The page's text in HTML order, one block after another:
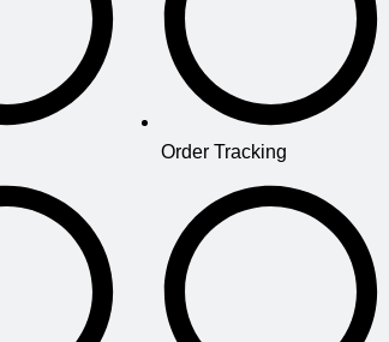
Order Tracking